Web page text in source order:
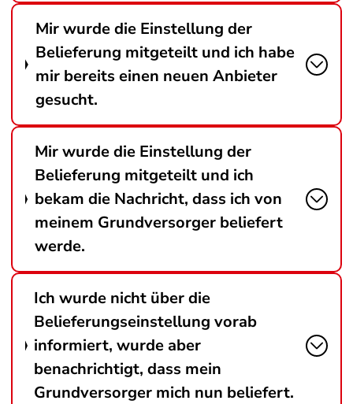
Mir wurde die Einstellung der
Belieferung mitgeteilt und ich habe
mir bereits einen neuen Anbieter
gesucht.
Mir wurde die Einstellung der
Belieferung mitgeteilt und ich
bekam die Nachricht, dass ich von
meinem Grundversorger beliefert
werde.
Ich wurde nicht über die
Belieferungseinstellung vorab
informiert, wurde aber
benachrichtigt, dass mein
Grundversorger mich nun beliefert.